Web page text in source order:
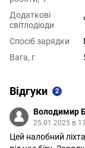
Додаткові
світлодіоди
Спосіб зарядки
Вага, г
Відгуки 2
Володимир
25.01.2025 в
Цей налобний